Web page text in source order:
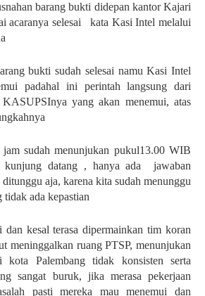
barang bukti didepan kantor Kajari
acaranya selesai kata Kasi Intel melalui
bukti sudah selesai namu Kasi Intel
padahal ini perintah langsung dari
yang akan menemui, atas
sudah menunjukan pukul13.00 WIB
kunjung datang , hanya ada jawaban
aja, karena kita sudah menunggu
tidak ada kepastian
dan kesal terasa dipermainkan tim koran
meninggalkan ruang PTSP, menunjukan
kota Palembang tidak konsisten serta
sangat buruk, jika merasa pekerjaan
pasti mereka mau menemui dan